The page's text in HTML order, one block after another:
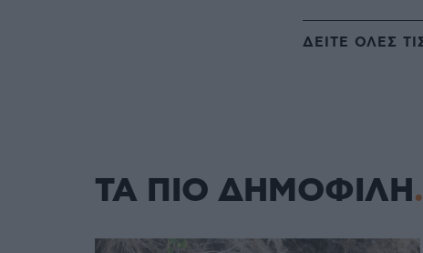
ΔΕΙΤΕ ΟΛΕΣ
ΤΑ ΠΙΟ ΔΗΜΟΦΙΛΗ